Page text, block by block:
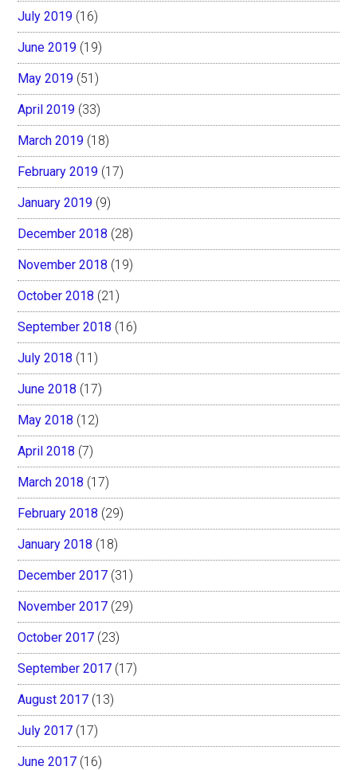
July 2019 (16)
June 2019 (19)
May 2019 (51)
April 2019 (33)
March 2019 (18)
February 2019 (17)
January 2019 (9)
December 2018 (28)
November 2018 (19)
October 2018 (21)
September 2018 (16)
July 2018 (11)
June 2018 (17)
May 2018 (12)
April 2018 (7)
March 2018 (17)
February 2018 (29)
January 2018 (18)
December 2017 (31)
November 2017 (29)
October 2017 (23)
September 2017 (17)
August 2017 (13)
July 2017 (17)
June 2017 (16)